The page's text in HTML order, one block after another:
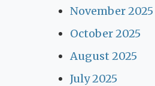
November 2025
October 2025
August 2025
July 2025